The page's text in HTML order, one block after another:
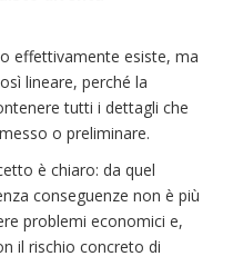
effettivamente esiste, ma
lineare, perché la
tutti i dettagli che
o preliminare.
è chiaro: da quel
conseguenze non è più
problemi economici e,
il rischio concreto di